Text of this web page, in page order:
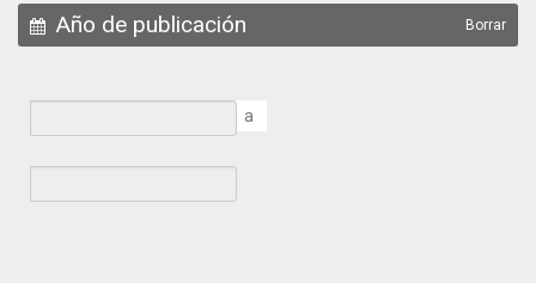
Año de publicación Borrar
a